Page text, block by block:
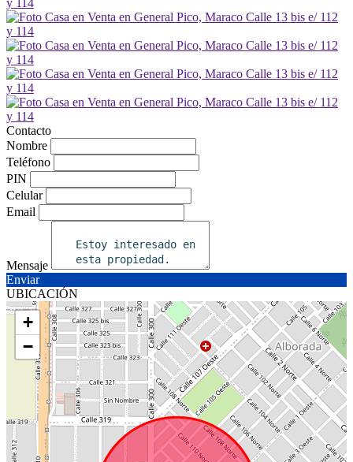
Contacto
Nombre
Teléfono
PIN
Celular
Email
Mensaje
Enviar
UBICACIÓN
+
−